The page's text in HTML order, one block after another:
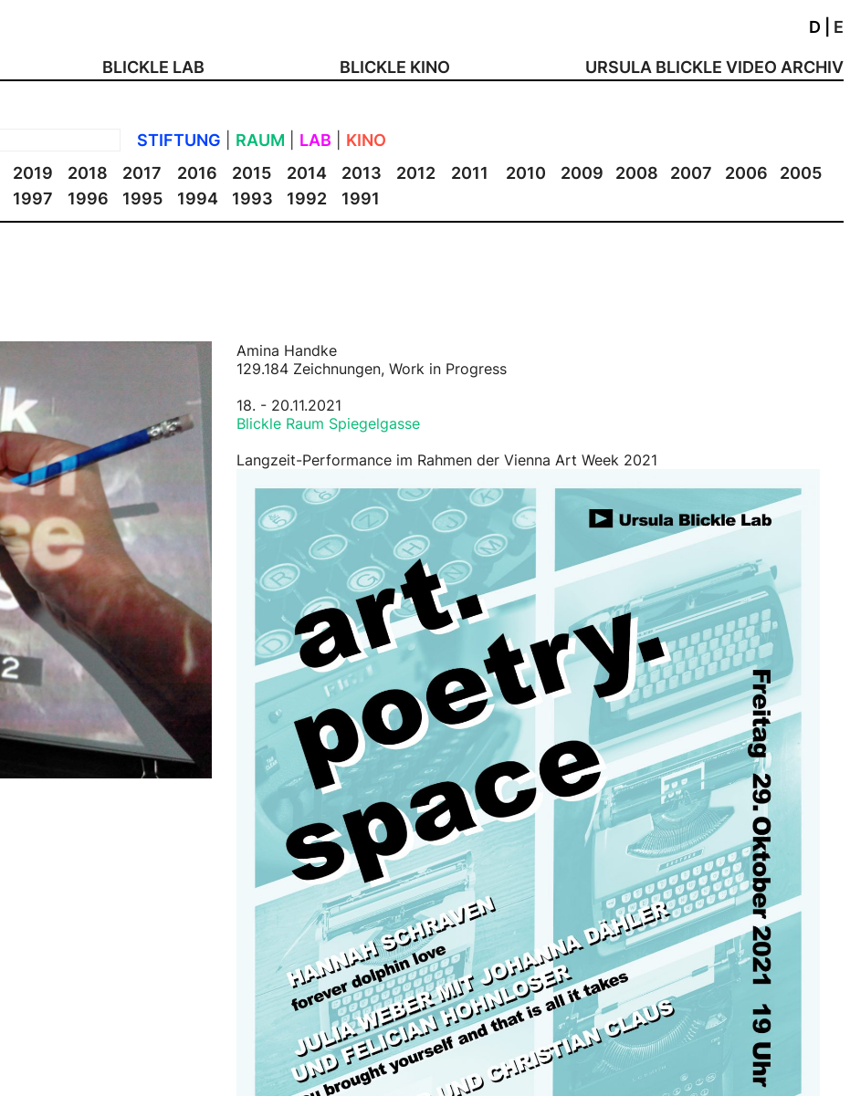
D E
BLICKLE LAB BLICKLE KINO URSULA BLICKLE VIDEO ARCHIV
STIFTUNG RAUM LAB
KINO
2019 2018 2017 2016 2015 2014 2013 2012 2011 2010 2009 2008 2007 2006
2005
1997 1996 1995 1994 1993 1992 1991
Amina Handke
129.184 Zeichnungen, Work in Progress
18. - 20.11.2021
Blickle Raum Spiegelgasse
Langzeit-Performance im Rahmen der Vienna Art Week 2021